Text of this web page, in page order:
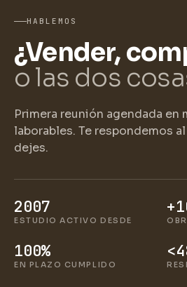
HABLEMOS
¿Vender,
o las dos
Primera reunión agendada en
laborables. Te respondemos
dejes.
2007
ESTUDIO ACTIVO DESDE
100%
EN PLAZO CUMPLIDO